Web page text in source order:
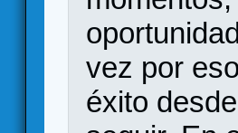
vez por
éxito